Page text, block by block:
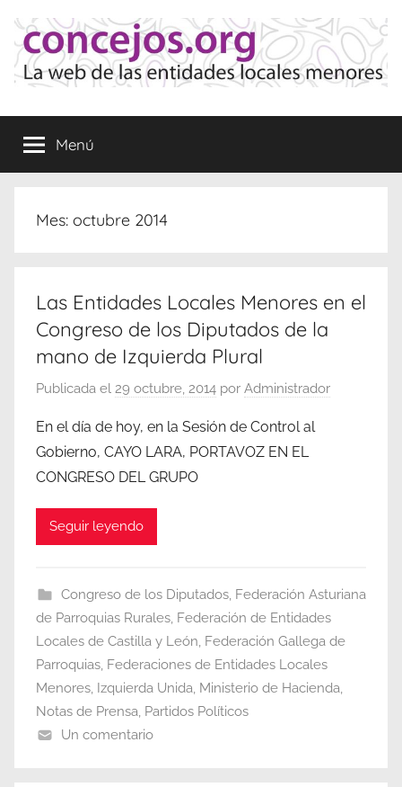
contenido
Concejos
de
las
Locales
Menú
Mes: octubre 2014
Las Entidades Locales Menores en el
Congreso de los Diputados de la
mano de Izquierda Plural
Publicada el 29 octubre, 2014 por Administrador
En el día de hoy, en la Sesión de Control al
Gobierno, CAYO LARA, PORTAVOZ EN EL
CONGRESO DEL GRUPO
Seguir leyendo
Congreso de los Diputados, Federación Asturiana
de Parroquias Rurales, Federación de Entidades
Locales de Castilla y León, Federación Gallega de
Parroquias, Federaciones de Entidades Locales
Menores, Izquierda Unida, Ministerio de Hacienda,
Notas de Prensa, Partidos Políticos
Un comentario